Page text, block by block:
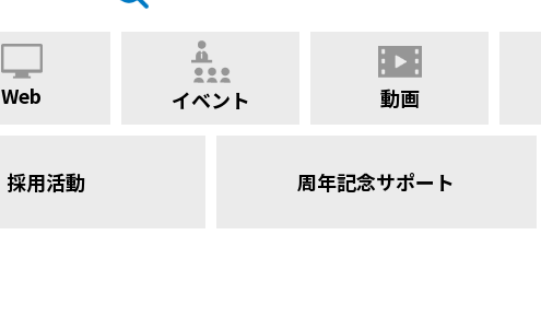
Web イベント 動画
採用活動 周年記念サポート